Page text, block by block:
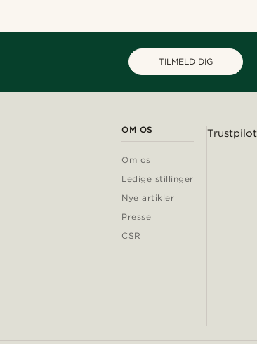
TILMELD DIG
OM OS
Om os
Ledige stillinger
Nye artikler
Presse
CSR
Trustpilot